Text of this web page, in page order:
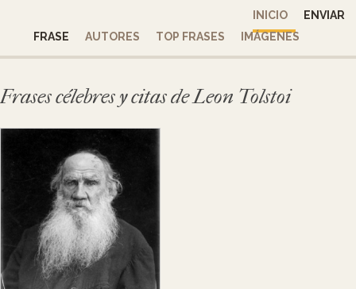
INICIO
ENVIAR
FRASE
AUTORES TOP FRASES IMÁGENES
Frases célebres y citas de Leon Tolstoi